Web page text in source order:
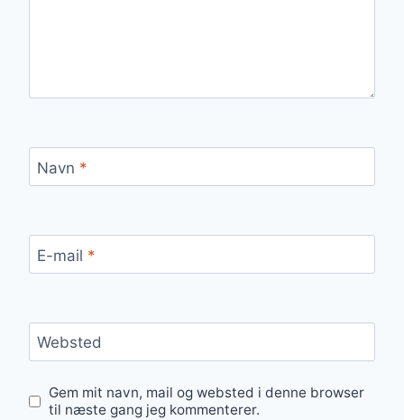
Navn *
E-mail *
Websted
Gem mit navn, mail og websted i denne browser
til næste gang jeg kommenterer.